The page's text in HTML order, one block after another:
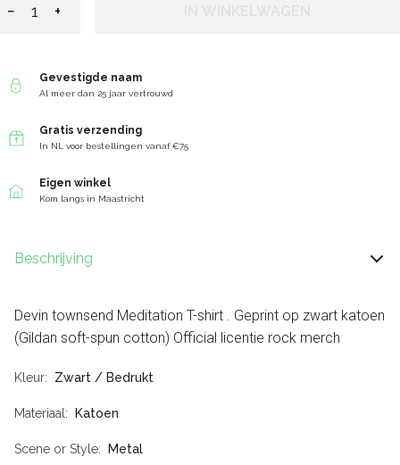
− +
Gevestigde naam
Al meer dan 25 jaar vertrouwd
Gratis verzending
In NL voor bestellingen vanaf €75
Eigen winkel
Kom langs in Maastricht
Beschrijving
Devin townsend Meditation T-shirt . Geprint op zwart katoen
(Gildan soft-spun cotton) Official licentie rock merch
Kleur Zwart / Bedrukt
Materiaal Katoen
Scene or Style Metal